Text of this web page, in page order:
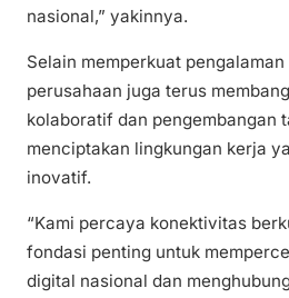
nasional,” yakinnya.
Selain memperkuat
perusahaan juga terus
kolaboratif dan pengembangan
menciptakan lingkungan kerja
inovatif.
“Kami percaya konektivitas
fondasi penting untuk
digital nasional dan